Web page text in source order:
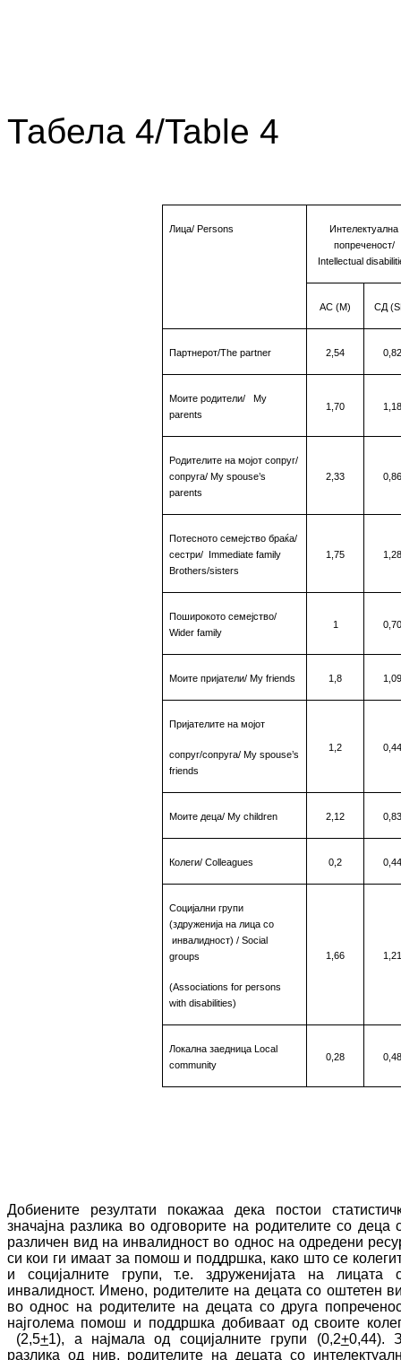
Табела 4/Table 4
Лица/ Persons
Интелектуална
попреченост/
Intellectual
АС (М) СД
Партнерот/The partner 2,54 0,82
Моите родители/
My
parents
1,70 1,18
Родителите на мојот сопруг/
сопруга/My spouse’s
parents
2,33 0,86
Потесното семејство браќа/
сестри/ Immediate family
Brothers/sisters
1,75 1,28
Поширокото семејство/
Wider family
1 0,70
Моите пријатели/ My friends 1,8 1,09
Пријателите на мојот
сопруг/сопруга/My spouse’s
friends
1,2 0,44
Моите деца/ My children 2,12 0,83
Колеги/ Colleagues 0,2 0,44
Социјални групи
(здруженија на лица со
инвалидност)/ Social
groups
(Associations for persons
with disabilities)
1,66 1,21
Локална заедница Local
community
0,28 0,48
Добиените резултати покажаа дека постои
значајна разлика воод­го­во­ри­те на родителите со деца
различен вид на инвалидност во однос на одредени
си кои ги имаат за помош и поддршка, како што се
и социјалните групи, т.е. здру­же­нијата на лицата
инвалидност. Имено, родителите на децата со оштетен
во однос на родителите на децата со друга
најголема помош и поддршка до­би­ваат од своите
(2,5+1), а најмала од социјалните групи (0,2+0,44).
разлика од нив, родителите на децата со